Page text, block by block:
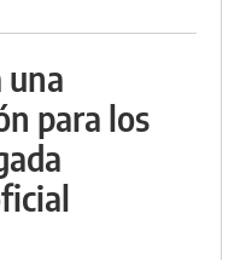
una
para los